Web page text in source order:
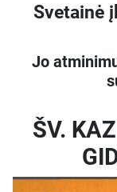
Svetainė
Jo
ŠV.